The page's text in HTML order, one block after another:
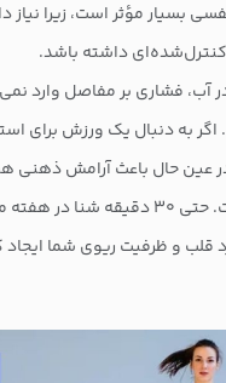
بسیار مؤثر است، زیرا نیاز
داشته باشد.
آب، فشاری بر مفاصل وارد
به دنبال یک ورزش برای
عین حال باعث آرامش ذهنی
انتخابی ایده‌آل است. حتی ۳۰ دقیقه
و ظرفیت ریوی شما ایجاد